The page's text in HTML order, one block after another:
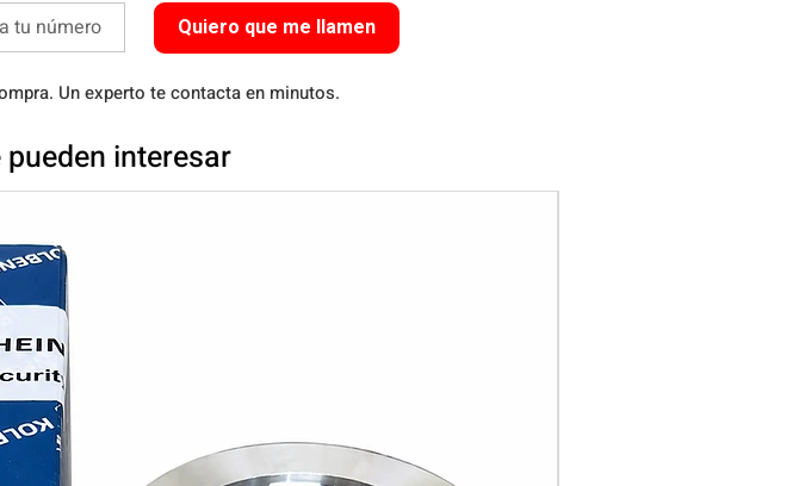
Quiero que me llamen
Un experto te contacta en minutos.
interesar